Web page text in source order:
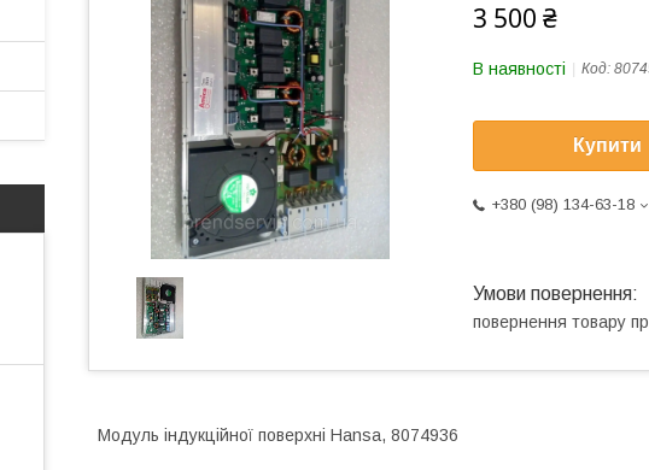
3 500 ₴
В наявності Код:
Купити
+380 (98) 134-63-18
повернення товару
Модуль індукційної поверхні Hansa, 8074936